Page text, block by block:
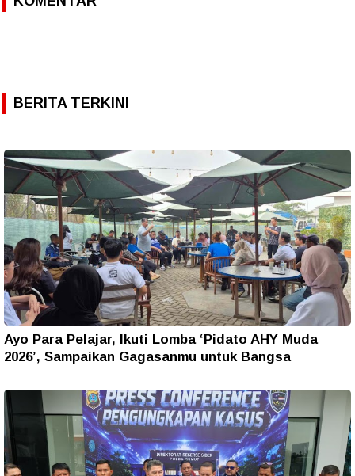
BERITA TERKINI
Ayo Para Pelajar, Ikuti Lomba ‘Pidato AHY Muda
2026’, Sampaikan Gagasanmu untuk Bangsa